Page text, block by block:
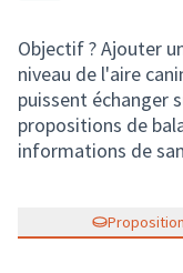
Objectif ? Ajouter
niveau de l'aire
puissent échanger
propositions de
informations de